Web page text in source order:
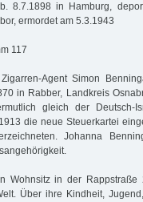
8.7.1898 in Hamburg,
ermordet am 5.3.1943
117
Agent Simon
in Rabber, Landkreis
gleich der Deutsch-
die neue Steuerkartei
Johanna
Wohnsitz in der
Über ihre Kindheit,